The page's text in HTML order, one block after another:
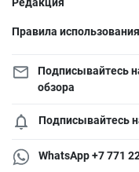
Правила
Подписывайтесь
обзора
Подписывайтесь
WhatsApp +7 771